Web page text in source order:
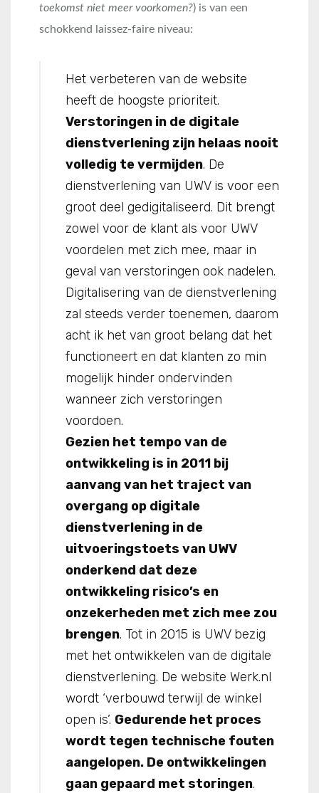
toekomst niet meer voorkomen?) is van een
schokkend laissez-faire niveau:
Het verbeteren van de website
heeft de hoogste prioriteit.
Verstoringen in de digitale
dienstverlening zijn helaas nooit
volledig te vermijden. De
dienstverlening van UWV is voor een
groot deel gedigitaliseerd. Dit brengt
zowel voor de klant als voor UWV
voordelen met zich mee, maar in
geval van verstoringen ook nadelen.
Digitalisering van de dienstverlening
zal steeds verder toenemen, daarom
acht ik het van groot belang dat het
functioneert en dat klanten zo min
mogelijk hinder ondervinden
wanneer zich verstoringen
voordoen.
Gezien het tempo van de
ontwikkeling is in 2011 bij
aanvang van het traject van
overgang op digitale
dienstverlening in de
uitvoeringstoets van UWV
onderkend dat deze
ontwikkeling risico’s en
onzekerheden met zich mee zou
brengen. Tot in 2015 is UWV bezig
met het ontwikkelen van de digitale
dienstverlening. De website Werk.nl
wordt ‘verbouwd terwijl de winkel
open is’. Gedurende het proces
wordt tegen technische fouten
aangelopen. De ontwikkelingen
gaan gepaard met storingen.